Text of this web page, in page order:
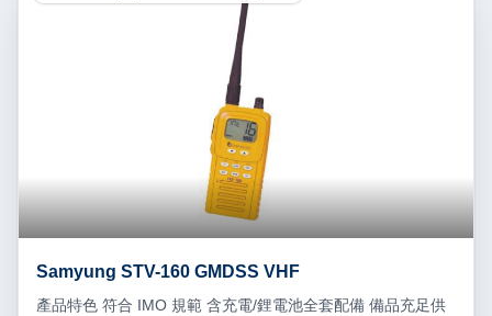
Samyung STV-160 GMDSS VHF
產品特色 符合 IMO 規範 含充電/鋰電池全套配備 備品充足供